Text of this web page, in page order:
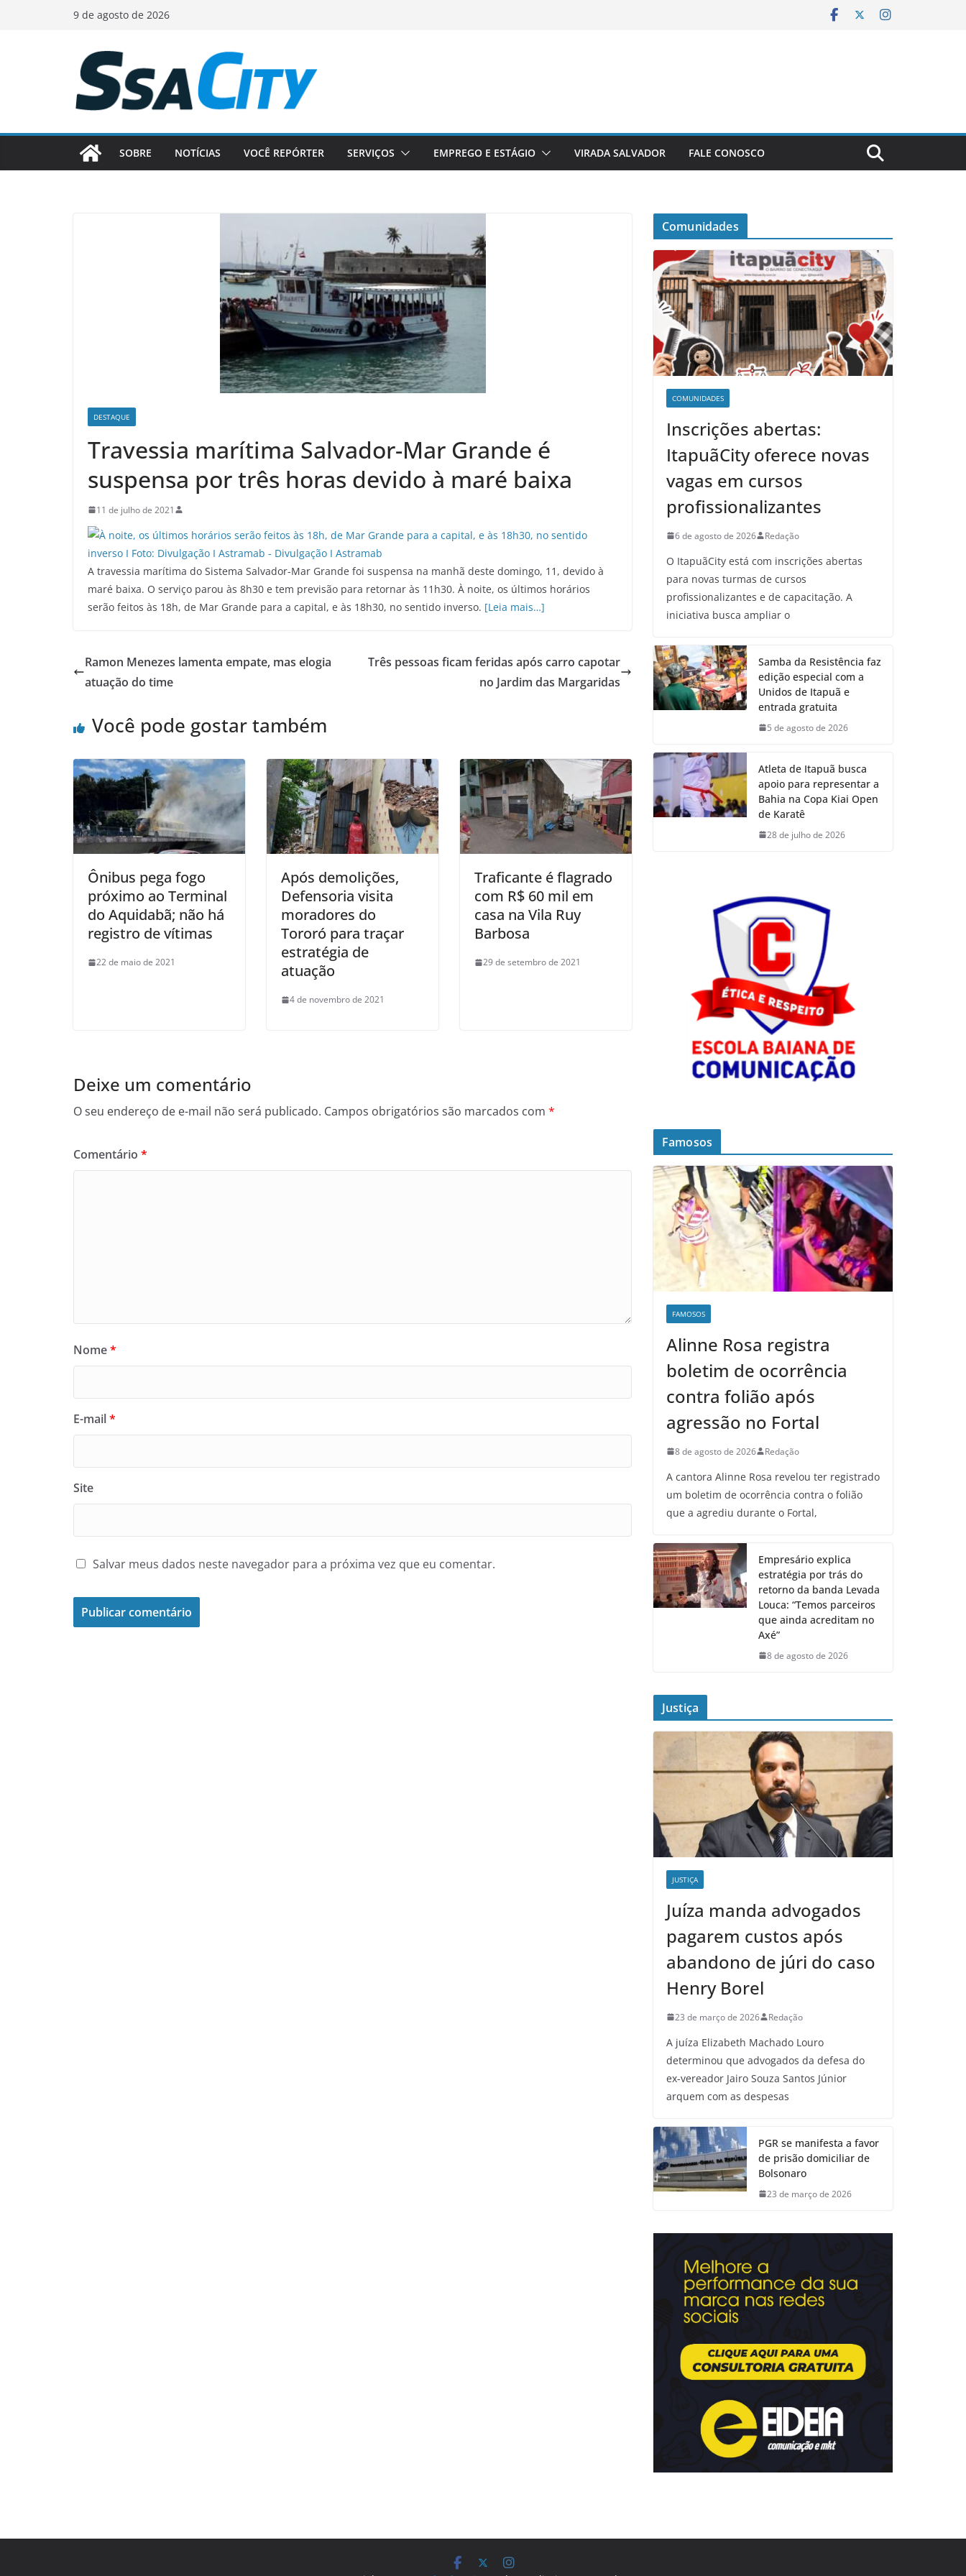
9 de agosto de 2026
SOBRE NOTÍCIAS VOCÊ REPÓRTER SERVIÇOS EMPREGO E ESTÁGIO VIRADA SALVADOR FALE CONOSCO
DESTAQUE
Travessia marítima Salvador-Mar Grande é
suspensa por três horas devido à maré baixa
11 de julho de 2021
A travessia marítima do Sistema Salvador-Mar Grande foi suspensa na manhã deste domingo, 11, devido à
maré baixa. O serviço parou às 8h30 e tem previsão para retornar às 11h30. À noite, os últimos horários
serão feitos às 18h, de Mar Grande para a capital, e às 18h30, no sentido inverso. [Leia mais…]
Ramon Menezes lamenta empate, mas elogia
atuação do time
Três pessoas ficam feridas após carro capotar
no Jardim das Margaridas
Você pode gostar também
Ônibus pega fogo
próximo ao Terminal
do Aquidabã; não há
registro de vítimas
22 de maio de 2021
Após demolições,
Defensoria visita
moradores do
Tororó para traçar
estratégia de
atuação
4 de novembro de 2021
Traficante é flagrado
com R$ 60 mil em
casa na Vila Ruy
Barbosa
29 de setembro de 2021
Deixe um comentário
O seu endereço de e-mail não será publicado. Campos obrigatórios são marcados com *
Comentário *
Nome*
E-mail*
Site
Salvar meus dados neste navegador para a próxima vez que eu comentar.
Comunidades
COMUNIDADES
Inscrições abertas:
ItapuãCity oferece novas
vagas em cursos
profissionalizantes
6 de agosto de 2026 Redação
O ItapuãCity está com inscrições abertas
para novas turmas de cursos
profissionalizantes e de capacitação. A
iniciativa busca ampliar o
Samba da Resistência faz
edição especial com a
Unidos de Itapuã e
entrada gratuita
5 de agosto de 2026
Atleta de Itapuã busca
apoio para representar a
Bahia na Copa Kiai Open
de Karatê
28 de julho de 2026
Famosos
FAMOSOS
Alinne Rosa registra
boletim de ocorrência
contra folião após
agressão no Fortal
8 de agosto de 2026 Redação
A cantora Alinne Rosa revelou ter registrado
um boletim de ocorrência contra o folião
que a agrediu durante o Fortal,
Empresário explica
estratégia por trás do
retorno da banda Levada
Louca: “Temos parceiros
que ainda acreditam no
Axé”
8 de agosto de 2026
Justiça
JUSTIÇA
Juíza manda advogados
pagarem custos após
abandono de júri do caso
Henry Borel
23 de março de 2026 Redação
A juíza Elizabeth Machado Louro
determinou que advogados da defesa do
ex-vereador Jairo Souza Santos Júnior
arquem com as despesas
PGR se manifesta a favor
de prisão domiciliar de
Bolsonaro
23 de março de 2026